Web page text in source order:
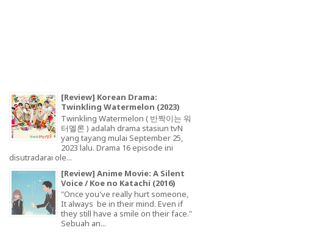
[Review] Korean Drama:
Twinkling Watermelon (2023)
Twinkling Watermelon ( 반짝이는 워
터멜론 ) adalah drama stasiun tvN
yang tayang mulai September 25,
2023 lalu. Drama 16 episode ini
disutradarai ole...
[Review] Anime Movie: A Silent
Voice / Koe no Katachi (2016)
"Once you've really hurt someone,
It always be in their mind. Even if
they still have a smile on their face."
Sebuah an...